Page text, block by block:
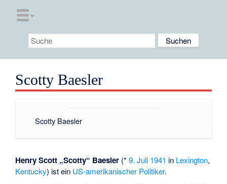
Scotty Baesler
Scotty Baesler
Henry Scott „Scotty“ Baesler (*9. Juli 1941 in Lexington,
Kentucky) ist ein US-amerikanischer Politiker.